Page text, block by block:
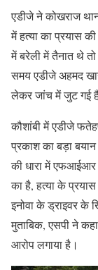
एडीजे ने कोखराज
में हत्या का प्रयास
में बरेली में तैनात थे
समय एडीजे अहमद
लेकर जांच में जुट गई
कौशांबी में एडीजे
प्रकाश का बड़ा
की धारा में एफआईआर
का है, हत्या के
इनोवा के ड्राइवर
मुताबिक, एसपी ने
आरोप लगाया है।